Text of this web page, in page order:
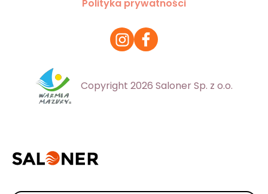
Polityka prywatności
Copyright 2026 Saloner Sp. z o.o.